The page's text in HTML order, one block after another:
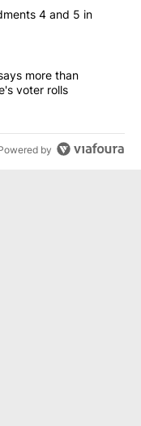
articles in the last
amendments 4
4 and 5 in
of State says more
more than
voter rolls
by